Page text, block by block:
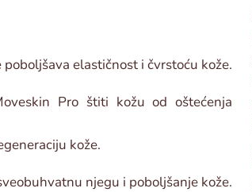
elastičnost i čvrstoću kože.
Pro štiti kožu od oštećenja
kože.
njegu i poboljšanje kože.